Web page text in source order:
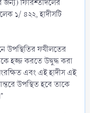
জন্য) ফিরিশ্তাদলের
১/ ৪২২, হাদীসটি
উপস্থিতির ফযীলতের
হজ্জ করতে উদ্বুদ্ধ করা
এবং এই হাদীস এই
উপস্থিত হবে তাকে